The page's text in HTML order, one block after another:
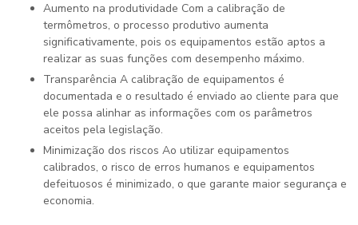
Aumento na produtividade Com a calibração de
termômetros, o processo produtivo aumenta
significativamente, pois os equipamentos estão aptos a
realizar as suas funções com desempenho máximo.
Transparência A calibração de equipamentos é
documentada e o resultado é enviado ao cliente para que
ele possa alinhar as informações com os parâmetros
aceitos pela legislação.
Minimização dos riscos Ao utilizar equipamentos
calibrados, o risco de erros humanos e equipamentos
defeituosos é minimizado, o que garante maior segurança e
economia.